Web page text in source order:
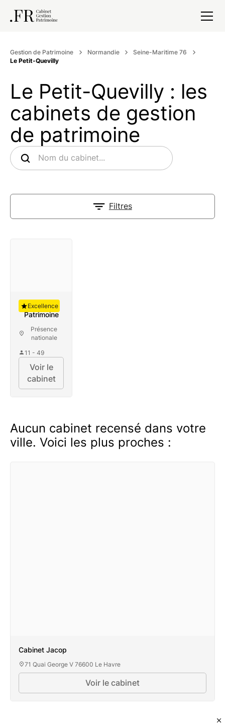
Gestion de Patrimoine Normandie
Seine-Maritime 76
Le Petit-Quevilly
Le Petit-Quevilly : les
cabinets de gestion
de patrimoine
Filtres
Auguste
Patrimoine
Présence
nationale
11 - 49
Excellence
Voir le
cabinet
Aucun cabinet recensé dans votre
ville. Voici les plus proches :
Cabinet Jacop
71 Quai George V 76600 Le Havre
Voir le cabinet